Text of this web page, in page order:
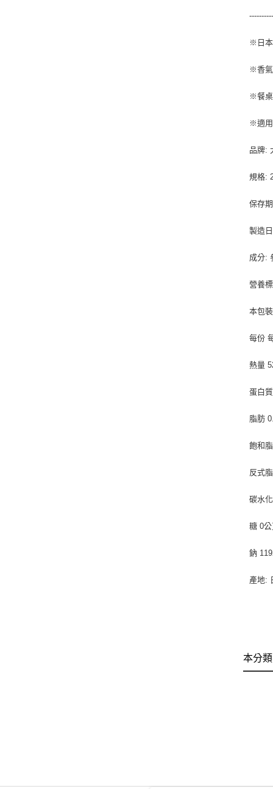
※日本
※香
※餐桌
※適
品牌:
規格:
保存
製造
成分:
營養
本包
每份
熱量
蛋白
脂肪
飽和
反式
碳水
糖 0
鈉
產地:
本分